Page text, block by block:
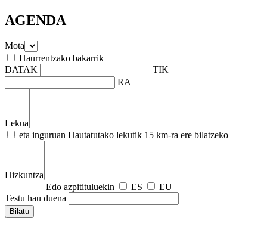
AGENDA
Mota
Haurrentzako bakarrik
DATAK
TIK
RA
Lekua
eta inguruan Hautatutako lekutik 15 km-ra ere bilatzeko
Hizkuntza
Edo azpitituluekin
ES
EU
Testu hau duena